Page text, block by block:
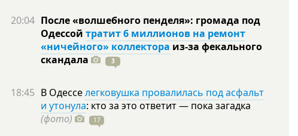
20:04 После «волшебного пенделя»: громада под
Одессой тратит 6 миллионов на ремонт
«ничейного» коллектора из-за фекального
скандала
3
18:45 В Одесселегковушка провалилась под асфальт
и утонула: кто за это ответит — пока загадка
(фото)
17